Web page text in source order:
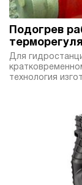
Подогрев
Для
технология